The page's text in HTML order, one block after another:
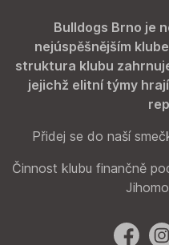
Bulldogs Brno je
nejúspěšnějším
struktura klubu
jejichž elitní týmy
Přidej se do naší
Činnost klubu finančně